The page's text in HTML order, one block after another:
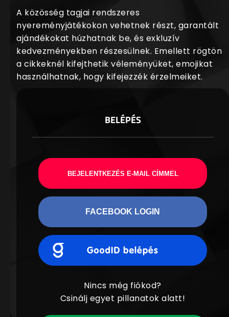
A közösség tagjai rendszeres
nyereményjátékokon vehetnek részt, garantált
ajándékokat húzhatnak be, és exkluzív
kedvezményekben részesülnek. Emellett rögtön
a cikkeknél kifejthetik véleményüket, emojikat
használhatnak, hogy kifejezzék érzelmeiket.
BELÉPÉS
BEJELENTKEZÉS E-MAIL CÍMMEL
FACEBOOK LOGIN
Nincs még fiókod?
Csinálj egyet pillanatok alatt!